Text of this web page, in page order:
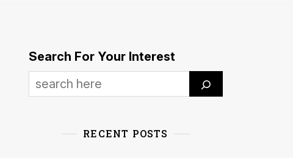
Search For Your Interest
RECENT POSTS